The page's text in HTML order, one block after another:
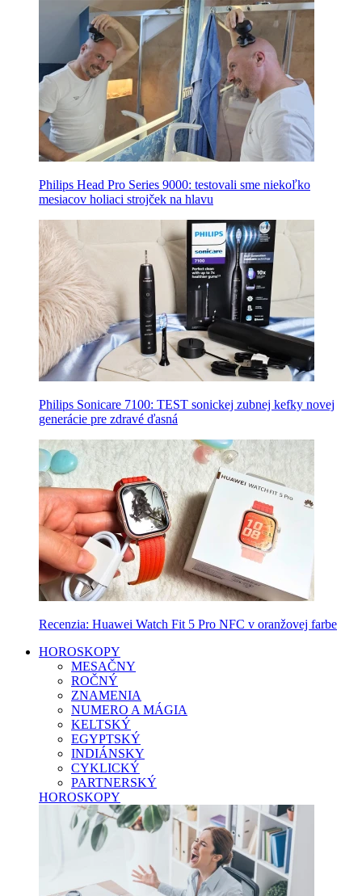
Philips Head Pro Series 9000: testovali sme niekoľko
mesiacov holiaci strojček na hlavu
Philips Sonicare 7100: TEST sonickej zubnej kefky novej
generácie pre zdravé ďasná
Recenzia: Huawei Watch Fit 5 Pro NFC v oranžovej farbe
HOROSKOPY
MESAČNY
ROČNÝ
ZNAMENIA
NUMERO A MÁGIA
KELTSKÝ
EGYPTSKÝ
INDIÁNSKY
CYKLICKÝ
PARTNERSKÝ
HOROSKOPY